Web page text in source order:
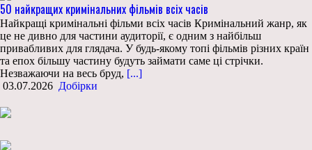
50 найкращих кримінальних фільмів всіх часів
Найкращі кримінальні фільми всіх часів Кримінальний жанр, як
це не дивно для частини аудиторії, є одним з найбільш
привабливих для глядача. У будь-якому топі фільмів різних країн
та епох більшу частину будуть займати саме ці стрічки.
Незважаючи на весь бруд, [...]
03.07.2026 Добірки